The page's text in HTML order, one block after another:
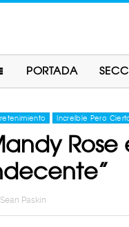
PORTADA
Increíble Pero
Sean Paskin